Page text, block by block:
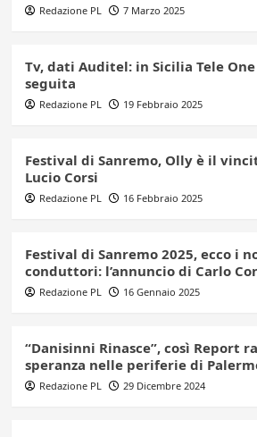
Redazione PL 7 Marzo 2025
Tv, dati Auditel: in Sicilia Tele
seguita
Redazione PL 19 Febbraio 2025
Festival di Sanremo, Olly è il
Lucio Corsi
Redazione PL 16 Febbraio 2025
Festival di Sanremo 2025, ecco i
conduttori: l’annuncio di Carlo
Redazione PL 16 Gennaio 2025
“Danisinni Rinasce”, così Report
speranza nelle periferie di
Redazione PL 29 Dicembre 2024